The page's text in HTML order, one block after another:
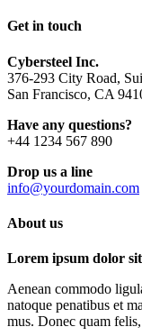
Get in touch
Cybersteel Inc.
376-293 City Road,
San Francisco, CA
Have any questions?
+44 1234 567 890
Drop us a line
info@yourdomain.com
About us
Lorem ipsum dolor
Aenean commodo
natoque penatibus et
mus. Donec quam